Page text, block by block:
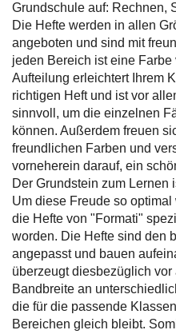
Grundschule auf: Rechnen,
Die Hefte werden in allen
angeboten und sind mit
jeden Bereich ist eine
Aufteilung erleichtert Ihrem
richtigen Heft und ist vor
sinnvoll, um die einzelnen
können. Außerdem freuen
freundlichen Farben und
vorneherein darauf, ein
Der Grundstein zum Lernen
Um diese Freude so
die Hefte von "Formati"
worden. Die Hefte sind den
angepasst und bauen
überzeugt diesbezüglich
Bandbreite an
die für die passende
Bereichen gleich bleibt.